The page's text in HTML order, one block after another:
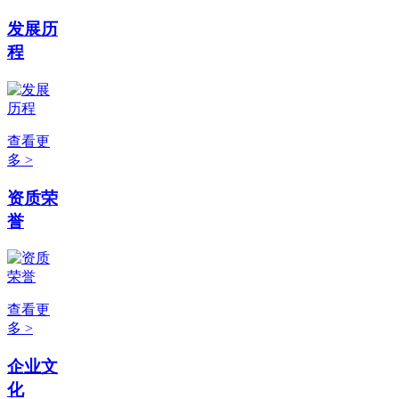
发展历
程
查看更
多 >
资质荣
誉
查看更
多 >
企业文
化